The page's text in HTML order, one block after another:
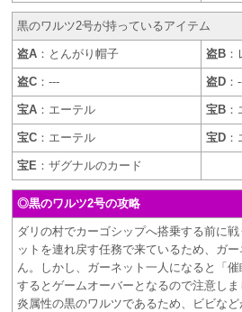
黒のワルツ2号が持っているアイテム
盗A ：とんがり帽子 盗B
盗C ：--- 盗D ：
宝A ：エーテル 宝B
宝C ：エーテル 宝D
宝E ：ザグナルのカード
◎黒のワルツ2号の攻略
ダリの村でカーゴシップへ搭乗する前に
ットを連れ戻す任務で来ているため、ガ
ん。しかし、ガーネット一人になると「
するとゲームオーバーとなるので注意しま
炎属性の黒のワルツであるため、ビビな